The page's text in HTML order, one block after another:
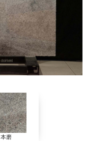
本磨